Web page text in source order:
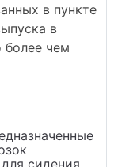
в пункте
в
чем
сидения